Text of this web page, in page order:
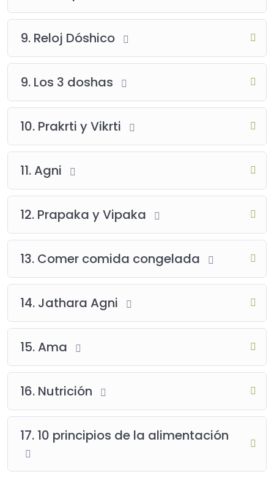
9. Reloj Dóshico
9. Los 3 doshas
10. Prakrti y Vikrti
11. Agni
12. Prapaka y Vipaka
13. Comer comida congelada
14. Jathara Agni
15. Ama
16. Nutrición
17. 10 principios de la alimentación